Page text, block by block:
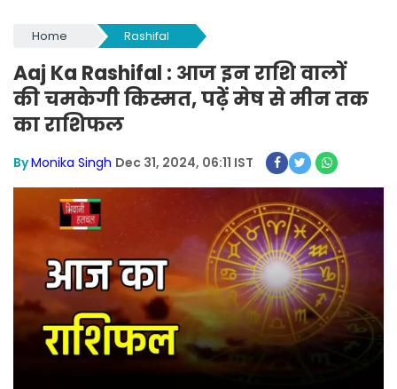
Home Rashifal
Aaj Ka Rashifal : आज इन राशि वालों
की चमकेगी किस्मत, पढ़ें मेष से मीन तक
का राशिफल
ByMonika Singh Dec 31, 2024, 06:11 IST